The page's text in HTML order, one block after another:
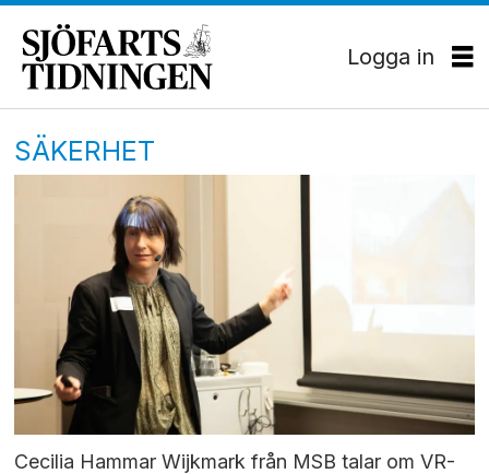
Logga in
SÄKERHET
Cecilia Hammar Wijkmark från MSB talar om VR-